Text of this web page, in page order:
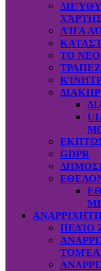
ΛΊΓΑ
ΤΟ ΝΕΟ
GDPR
ΠΕΔΊΟ